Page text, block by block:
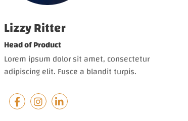
Lizzy Ritter
Head of Product
Lorem ipsum dolor sit amet, consectetur
adipiscing elit. Fusce a blandit turpis.